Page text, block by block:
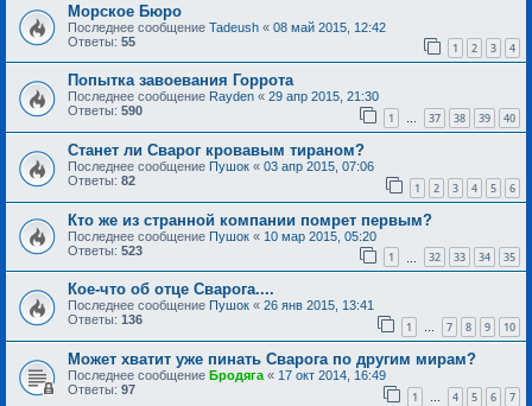
Морское Бюро
Последнее сообщение Tadeush « 08 май 2015, 12:42
Ответы: 55 1 2 3 4
Попытка завоевания Горрота
Последнее сообщение Rayden « 29 апр 2015, 21:30
Ответы: 590 1 … 37 38 39 40
Станет ли Сварог кровавым тираном?
Последнее сообщение Пушок « 03 апр 2015, 07:06
Ответы: 82 1 2 3 4 5 6
Кто же из странной компании помрет первым?
Последнее сообщение Пушок « 10 мар 2015, 05:20
Ответы: 523 1 32 33 34 35
Кое-что об отце Сварога....
Последнее сообщение Пушок « 26 янв 2015, 13:41
Ответы: 136 1 … 7 8 9 10
Может хватит уже пинать Сварога по другим мирам?
Последнее сообщение Бродяга « 17 окт 2014, 16:49
Ответы: 97 1 4 5 6 7